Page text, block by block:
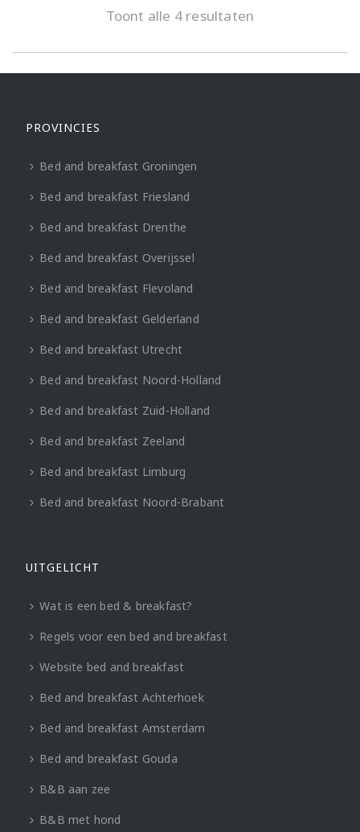
Toont alle 4 resultaten
PROVINCIES
Bed and breakfast Groningen
Bed and breakfast Friesland
Bed and breakfast Drenthe
Bed and breakfast Overijssel
Bed and breakfast Flevoland
Bed and breakfast Gelderland
Bed and breakfast Utrecht
Bed and breakfast Noord-Holland
Bed and breakfast Zuid-Holland
Bed and breakfast Zeeland
Bed and breakfast Limburg
Bed and breakfast Noord-Brabant
UITGELICHT
Wat is een bed & breakfast?
Regels voor een bed and breakfast
Website bed and breakfast
Bed and breakfast Achterhoek
Bed and breakfast Amsterdam
Bed and breakfast Gouda
B&B aan zee
B&B met hond